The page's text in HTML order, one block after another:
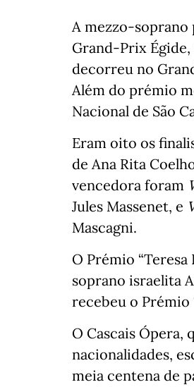
A mezzo-soprano
Grand-Prix Égide,
decorreu no
Além do prémio
Nacional de São
Eram oito os
de Ana Rita
vencedora foram
Jules Massenet, e
Mascagni.
O Prémio
soprano israelita
recebeu o Prémio
O Cascais Ópera,
nacionalidades,
meia centena de